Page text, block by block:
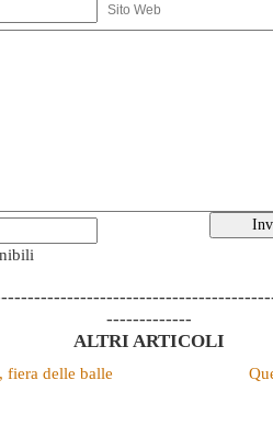
Sito Web
-------------
ALTRI ARTICOLI
fiera delle balle